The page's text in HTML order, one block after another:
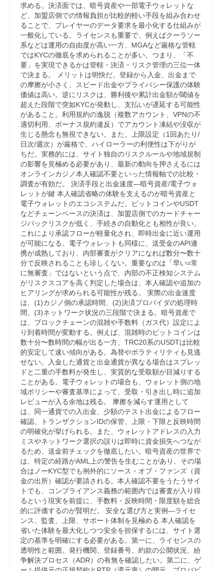
求める。決済面では、暗号資産や一部電子ウォレットな
ど、加盟店側での情報負担が比較的軽い手段を組み合わせ
ることで、プレイヤーのデータ要求を最小化する仕組みが
一般化している。ライセンスも重要で、例えばクーラソー
系などは運用の自由度が高い一方、MGAなど厳格な管轄
ではKYCの徹底を求められることが多い。つまり、「不
要」を実現できるかは管轄・決済・リスク管理の三位一体
で決まる。 メリットは明快だ。登録から入金、出金まで
の摩擦が小さく、スピード出金やプライバシー保護の体験
価値は高い。逆にリスクは、勝利後や累計出金額が閾値を
超えた段階で突如KYCが発動し、支払いが遅延する可能性
があること。利用規約の逸脱（複数アカウント、VPNの不
適切利用、ボーナス規約違反）でアカウント凍結や没収が
生じる懸念も無視できない。また、上限設定（1回あたり/
日次/週次）が厳格で、ハイローラーの利便性は下がりが
ちだ。実務的には、サイト独自のリスクルールや地域規制
の影響を見極める必要があり、最新の動向を押さえるには
オンラインカジノ本人確認不要といった情報軸での比較・
調査が有効だ。 決済手段と出金速度—暗号資産/電子ウォ
レットが鍵 本人確認省略の体験を支えるのが暗号資産と
電子ウォレットのエコシステムだ。ビットコインやUSDT
などチェーンベースの決済は、加盟店側でのカードチャー
ジバックリスクが低く、手続きの自動化とも相性が良い。
これにより承認フローが軽量化され、即時出金に近い運用
が可能になる。電子ウォレットも同様に、送受金のAPI連
携が成熟しており、内部審査がクリアになれば数分〜数十
分で反映されることも珍しくない。重要なのは「早い=常
に無審査」ではないという点で、内部の不正検知システム
がリスクスコアを高く判定した場合は、本人確認や追加の
ヒアリングが求められる可能性が残る。 実際の出金速度
は、(1)カジノ側の承認時間、(2)決済プロバイダの処理時
間、(3)ネットワーク状況の三段階で決まる。暗号資産で
は、ブロックチェーンの混雑や手数料（ガス代）設定によ
り到着時間が変動する。例えば、混雑時のビットコインは
数十分〜数時間の幅が出る一方、TRC20系のUSDTは比較
的安定して速い傾向がある。為替やボラティリティも見逃
せない。入金した通貨と出金通貨が異なる場合はスプレッ
ドと二重の手数料が発生し、実質的な受取額が目減りする
ことがある。電子ウォレットの場合も、ウォレット側の地
域ポリシーや審査基準によって、受取・引き出し時に追加
レビューが入る余地は残る。 摩擦を減らす運用として
は、同一通貨での入出金、少額のテスト出金によるフロー
確認、トランザクションIDの保管、上限・下限と反映時間
の明確化が挙げられる。また、ウォレットアドレスの入力
ミスやネットワーク選択の誤りは即時に資金損失へつなが
るため、送金前チェックを徹底したい。暗号資産の世界で
は、特定の経路がAML上の警告を生むことがあり、その場
合はノーKYC型でも例外的にソース・オブ・ファンズ（資
金の出所）確認が要請される。本人確認不要をうたうサイ
トでも、コンプライアンス義務の範囲内では審査が入り得
るという現実を前提に、手数料・反映時間・限度額を総合
的に評価するのが賢明だ。 安全な選び方と実例—ライセ
ンス、監査、上限、サポート体制を見極める 本人確認を
省いた体験を最大化しつつ安全を担保するには、サイト選
定の基準を明確にする必要がある。第一に、ライセンスの
透明性と範囲。発行機関、登録番号、約款の公開状況、紛
争解決プロセス（ADR）の有無を確認したい。第二に、ゲ